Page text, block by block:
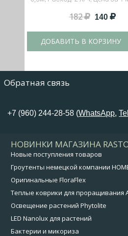
182 140
ДОБАВИТЬ В КОРЗИНУ
Обратная связь
+7 (960) 244-28-58 (WhatsApp,
НОВИНКИ МАГАЗИНА
Новые поступления товаров
Гроутенты немецкой компании
Оригинальные FloraFlex
Теплые коврики для проращивания
Освещение растений Phytolite
LED Nanolux для растений
Бактерии и микориза